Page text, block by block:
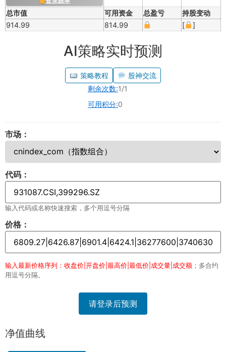
总市值 可用资金 总盈亏
持股变动
914.99
814.99 [ ]
AI策略实时预测
策略教程
股神交流
剩余次数:1/1
可用积分:0
市场：
代码：
输入代码或名称快速搜索，多个用逗号分隔
价格：
输入最新价格序列：收盘价|开盘价|最高价|最低价|成交量|成交额 ；多合约
用逗号分隔。
请登录后预测
净值曲线